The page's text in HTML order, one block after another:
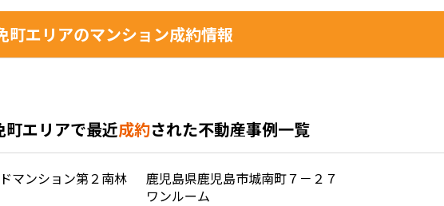
町エリアのマンション成約情報
町エリアで最近成約された不動産事例一覧
マンション第２南林
鹿児島県鹿児島市城南町７－２７
ワンルーム